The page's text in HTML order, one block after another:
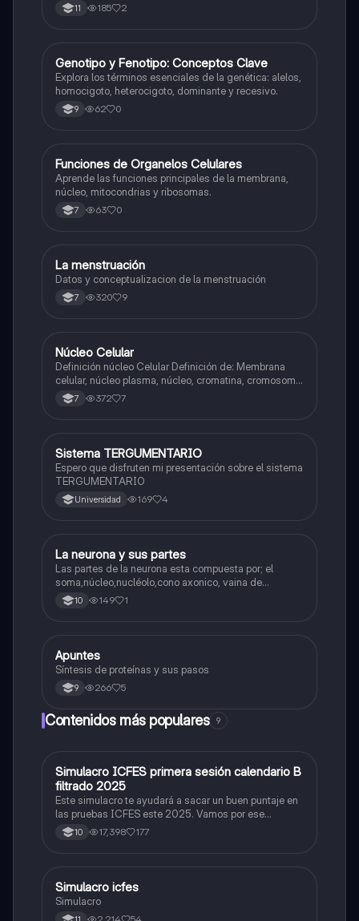
11 185 2
GBiologia
Genotipo y Fenotipo: Conceptos Clave
Explora los términos esenciales de la genética: alelos,
homocigoto, heterocigoto, dominante y recesivo.
9 62 0
FBiologia
Funciones de Organelos Celulares
Aprende las funciones principales de la membrana,
núcleo, mitocondrias y ribosomas.
7 63 0
Biologia
La menstruación
Datos y conceptualizacion de la menstruación
7 320 9
Biologia
Núcleo Celular
Definición núcleo Celular Definición de: Membrana
celular, núcleo plasma, núcleo, cromatina, cromosoma
Interfase Fases de la interfase
7 372 7
Biologia
Sistema TERGUMENTARIO
Espero que disfruten mi presentación sobre el sistema
TERGUMENTARIO
Universidad 169 4
Biologia
La neurona y sus partes
Las partes de la neurona esta compuesta por; el
soma,núcleo,nucléolo,cono axonico, vaina de
mielina,celula schwan,núcleo de schwann,nódulo de
Ranvier,terminal axonico Arborizacion terminal, botón
10 149 1
Biologia
Apuntes
Síntesis de proteínas y sus pasos
9 266 5
Contenidos más populares 9
ICFES: Matemáticas
Simulacro ICFES primera sesión calendario B
filtrado 2025
Este simulacro te ayudará a sacar un buen puntaje en
las pruebas ICFES este 2025. Vamos por ese
500/500. Y poder ser admitido en la universidad que
quieras, estudiar la carrera que quieres y no la que te
10 17,398 177
ICFES: Lectura Crítica
Simulacro icfes
Simulacro